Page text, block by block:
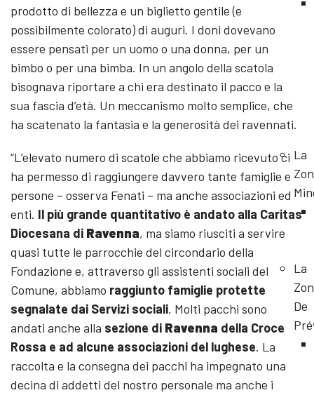
La
La
De
prodotto di bellezza e un biglietto gentile (e
possibilmente colorato) di auguri. I doni dovevano
essere pensati per un uomo o una donna, per un
bimbo o per una bimba. In un angolo della scatola
bisognava riportare a chi era destinato il pacco e la
sua fascia d’età. Un meccanismo molto semplice, che
ha scatenato la fantasia e la generosità dei ravennati.
“L’elevato numero di scatole che abbiamo ricevuto ci
ha permesso di raggiungere davvero tante famiglie e
persone – osserva Fenati – ma anche associazioni ed
enti. Il più grande quantitativo è andato alla Caritas
Diocesana di Ravenna, ma siamo riusciti a servire
quasi tutte le parrocchie del circondario della
Fondazione e, attraverso gli assistenti sociali del
Comune, abbiamo raggiunto famiglie protette
segnalate dai Servizi sociali. Molti pacchi sono
andati anche alla sezione di Ravenna della Croce
Rossa e ad alcune associazioni del lughese. La
raccolta e la consegna dei pacchi ha impegnato una
decina di addetti del nostro personale ma anche i